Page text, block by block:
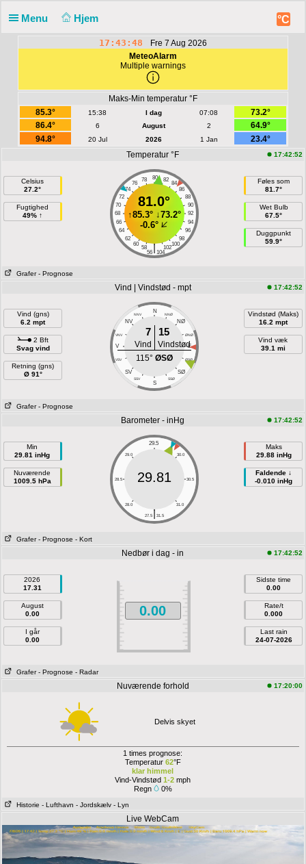
Menu Hjem °C
17:43:48
Fre 7 Aug 2026
MeteoAlarm
Multiple warnings
Maks-Min temperatur °F
85.3°
15:38 I dag 07:08
73.2°
86.4°
6 August 2
64.9°
94.8°
20 Jul 2026 1 Jan
23.4°
Temperatur °F
17:42:52
Celsius
27.2°
Fugtighed
49% ↑
80
78 82
76
84
74
86
72
88
70
90
68
92
66
94
64
96
62
98
60
100
58 102
|
56 104
81.0°
↑85.3°↓73.2°
-0.6°
Føles som
81.7°
Wet Bulb
67.5°
Duggpunkt
59.9°
Grafer - Prognose
Vind | Vindstød - mpt 17:42:52
Vind (gns)
6.2 mpt
2 Bft
Svag vind
Retning (gns)
Ø 91°
N
NNV NNØ
NV NØ
VNV ØNØ
V E
VSV ØSØ
SV SØ
SSV SSØ
S
7 15
Vind
Vindstød
115° ØSØ
Vindstød (Maks)
16.2 mpt
Vind væk
39.1 mi
Grafer - Prognose
Barometer - inHg 17:42:52
Min
29.81 inHg
Nuværende
1009.5 hPa
29.5
29.0 30.0
28.5 30.5
28.0 31.0
|
27.5 31.5
29.81
Maks
29.88 inHg
Faldende ↓
-0.010 inHg
Grafer - Prognose - Kort
Nedbør i dag - in 17:42:52
2026
17.31
August
0.00
I går
0.00
0.00
Sidste time
0.00
Rate/t
0.000
Last rain
24-07-2026
Grafer - Prognose - Radar
Nuværende forhold 17:20:00
Delvis skyet
1 times prognose:
Temperatur 62°F
klar himmel
Vind-Vindstød 1-2 mph
Regn
0%
Historie - Lufthavn - Jordskælv - Lyn
Live WebCam